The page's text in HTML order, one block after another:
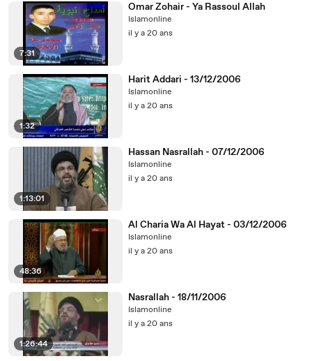
7:31
Omar Zohair - Ya Rassoul Allah
Islamonline
il y a 20 ans
1:32
Harit Addari - 13/12/2006
Islamonline
il y a 20 ans
1:13:01
Hassan Nasrallah - 07/12/2006
Islamonline
il y a 20 ans
48:36
Al Charia Wa Al Hayat - 03/12/2006
Islamonline
il y a 20 ans
1:26:44
Nasrallah - 18/11/2006
Islamonline
il y a 20 ans